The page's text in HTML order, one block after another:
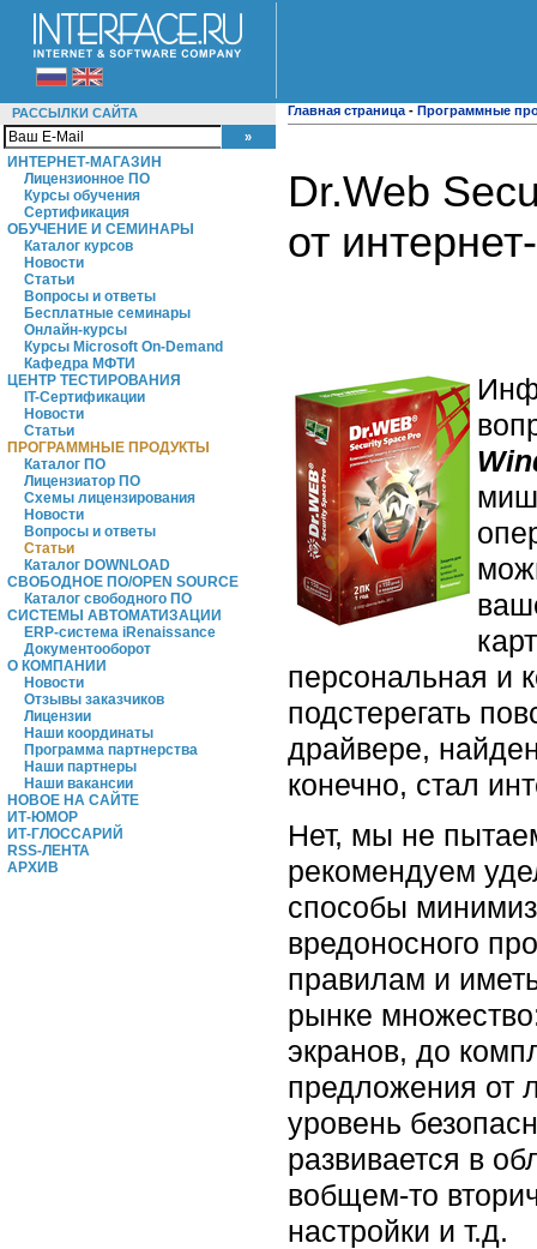
РАССЫЛКИ САЙТА
ИНТЕРНЕТ-МАГАЗИН
Лицензионное ПО
Курсы обучения
Сертификация
ОБУЧЕНИЕ И СЕМИНАРЫ
Каталог курсов
Новости
Статьи
Вопросы и ответы
Бесплатные семинары
Онлайн-курсы
Курсы Microsoft On-Demand
Кафедра МФТИ
ЦЕНТР ТЕСТИРОВАНИЯ
IT-Сертификации
Новости
Статьи
ПРОГРАММНЫЕ ПРОДУКТЫ
Каталог ПО
Лицензиатор ПО
Схемы лицензирования
Новости
Вопросы и ответы
Статьи
Каталог DOWNLOAD
СВОБОДНОЕ ПО/OPEN SOURCE
Каталог свободного ПО
СИСТЕМЫ АВТОМАТИЗАЦИИ
ERP-система iRenaissance
Документооборот
О КОМПАНИИ
Новости
Отзывы заказчиков
Лицензии
Наши координаты
Программа партнерства
Наши партнеры
Наши вакансии
НОВОЕ НА САЙТЕ
ИТ-ЮМОР
ИТ-ГЛОССАРИЙ
RSS-ЛЕНТА
АРХИВ
Главная страница - Программные
Dr.Web
от
персональная и
подстерегать
драйвере,
конечно, стал
Нет, мы не
рекомендуем
способы
вредоносного
правилам и
рынке
экранов, до
предложения от
уровень
развивается в
вобщем-то
настройки и т.д.